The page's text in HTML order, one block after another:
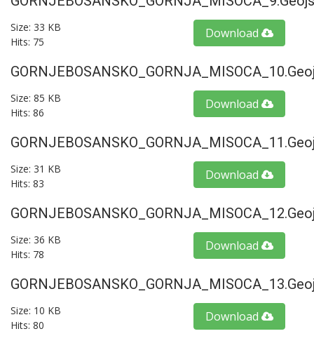
Size: 33 KB
Hits: 75
Download
Size: 85 KB
Hits: 86
Download
Size: 31 KB
Hits: 83
Download
Size: 36 KB
Hits: 78
Download
Size: 10 KB
Hits: 80
Download